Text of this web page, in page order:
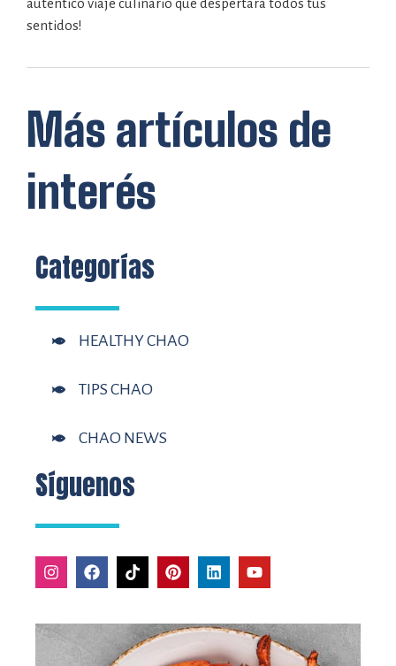
auténtico viaje culinario que despertará todos tus
sentidos!
Más artículos de
interés
Categorías
HEALTHY CHAO
TIPS CHAO
CHAO NEWS
Síguenos